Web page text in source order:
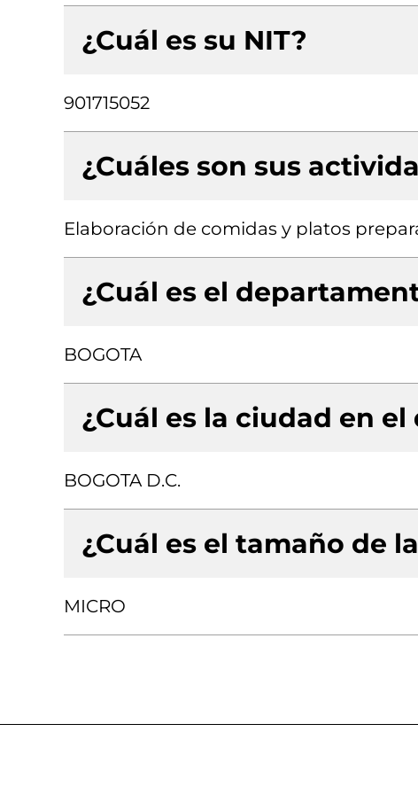
¿Cuál es su NIT?
901715052
¿Cuáles son sus
Elaboración de comidas y platos
¿Cuál es el
BOGOTA
¿Cuál es la ciudad en
BOGOTA D.C.
¿Cuál es el tamaño de
MICRO